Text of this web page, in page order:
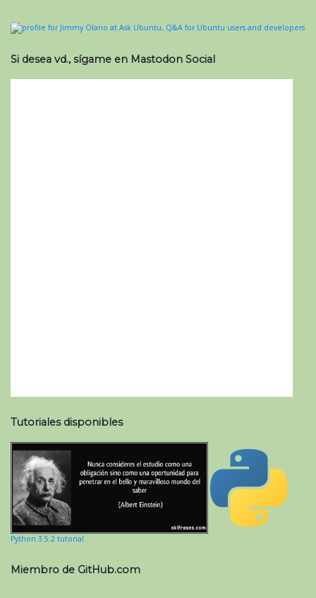
Si desea vd., sígame en Mastodon Social
Tutoriales disponibles
Python 3.5.2 tutorial
Miembro de GitHub.com